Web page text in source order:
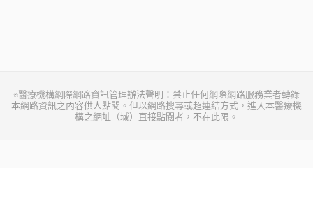
※醫療機構網際網路資訊管理辦法聲明：禁止任何網際網路服務業者轉錄
本網路資訊之內容供人點閱。但以網路搜尋或超連結方式，進入本醫療機
構之網址（域）直接點閱者，不在此限。